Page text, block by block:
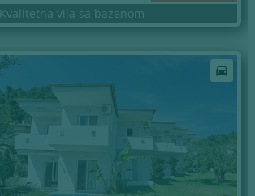
Kvalitetna vila sa bazenom
directions_car